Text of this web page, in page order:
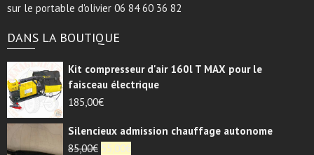
sur le portable d'olivier 06 84 60 36 82
DANS LA BOUTIQUE
Kit compresseur d'air 160l T MAX pour le
faisceau électrique
185,00€
Silencieux admission chauffage autonome
85,00€ Le
55,00€Le